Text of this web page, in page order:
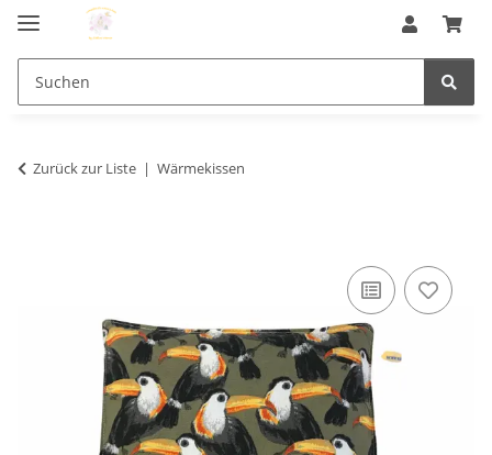
Zurück zur Liste Wärmekissen